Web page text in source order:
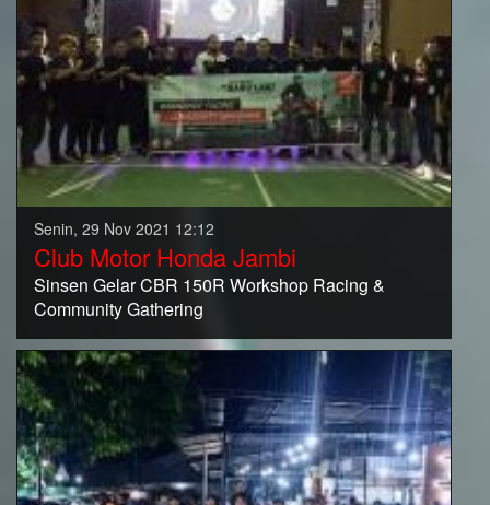
Senin, 29 Nov 2021 12:12
Club Motor Honda Jambi
Sinsen Gelar CBR 150R Workshop Racing &
Community Gathering